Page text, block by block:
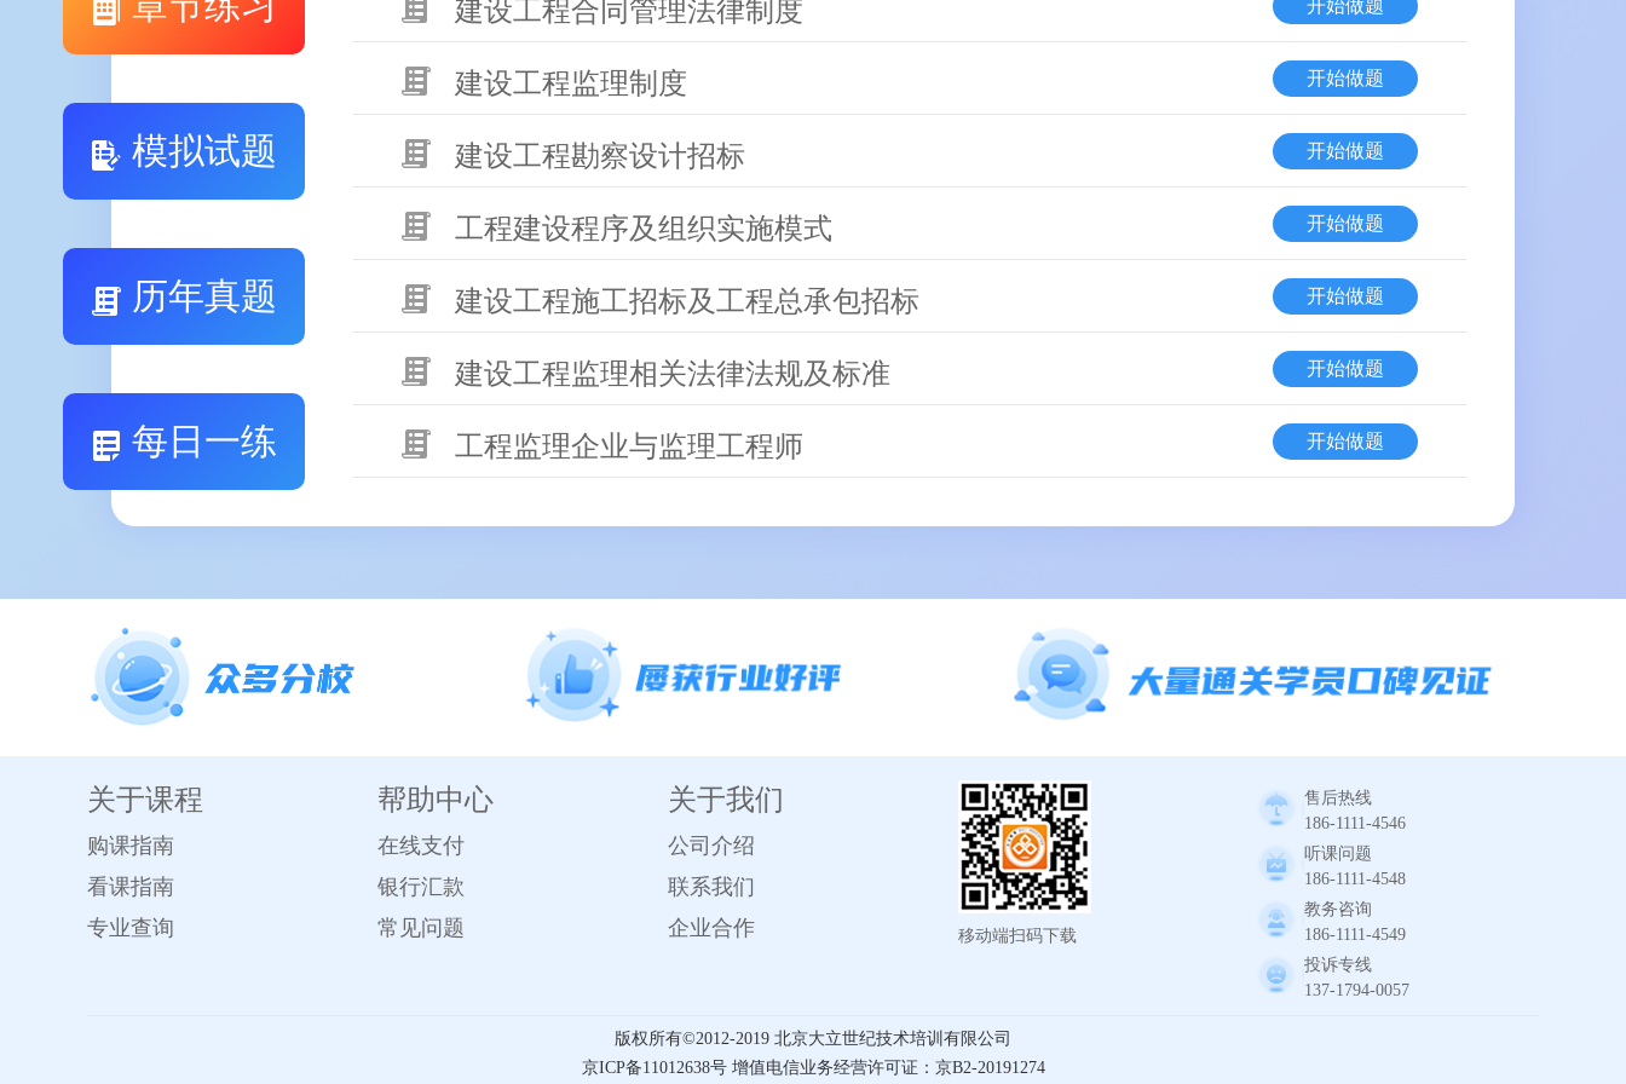
模拟试题
历年真题
每日一练
建设工程合同管理法律制度 开始做题
建设工程监理制度 开始做题
建设工程勘察设计招标 开始做题
工程建设程序及组织实施模式 开始做题
建设工程施工招标及工程总承包招标 开始做题
建设工程监理相关法律法规及标准 开始做题
工程监理企业与监理工程师 开始做题
关于课程
购课指南
看课指南
专业查询
帮助中心
在线支付
银行汇款
常见问题
关于我们
公司介绍
联系我们
企业合作
移动端扫码下载
售后热线
186-1111-4546
听课问题
186-1111-4548
教务咨询
186-1111-4549
投诉专线
137-1794-0057
版权所有©️2012-2019 北京大立世纪技术培训有限公司
京ICP备11012638号 增值电信业务经营许可证：京B2-20191274